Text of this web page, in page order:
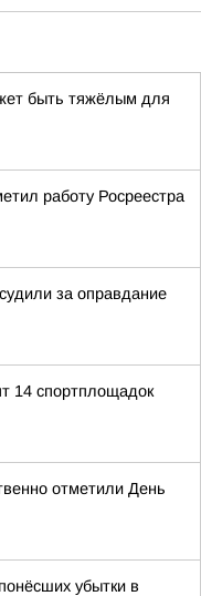
быть тяжёлым для
работу Росреестра
за оправдание
14 спортплощадок
отметили День
убытки в